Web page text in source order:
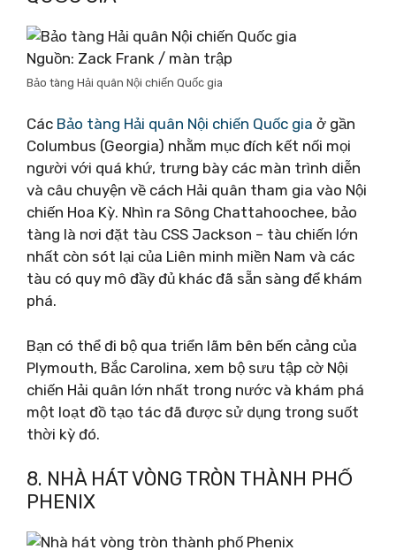
Nguồn: Zack Frank / màn trập
Bảo tàng Hải quân Nội chiến Quốc gia
Các Bảo tàng Hải quân Nội chiến Quốc gia ở gần
Columbus (Georgia) nhằm mục đích kết nối mọi
người với quá khứ, trưng bày các màn trình diễn
và câu chuyện về cách Hải quân tham gia vào Nội
chiến Hoa Kỳ. Nhìn ra Sông Chattahoochee, bảo
tàng là nơi đặt tàu CSS Jackson – tàu chiến lớn
nhất còn sót lại của Liên minh miền Nam và các
tàu có quy mô đầy đủ khác đã sẵn sàng để khám
phá.
Bạn có thể đi bộ qua triển lãm bên bến cảng của
Plymouth, Bắc Carolina, xem bộ sưu tập cờ Nội
chiến Hải quân lớn nhất trong nước và khám phá
một loạt đồ tạo tác đã được sử dụng trong suốt
thời kỳ đó.
8. NHÀ HÁT VÒNG TRÒN THÀNH PHỐ
PHENIX